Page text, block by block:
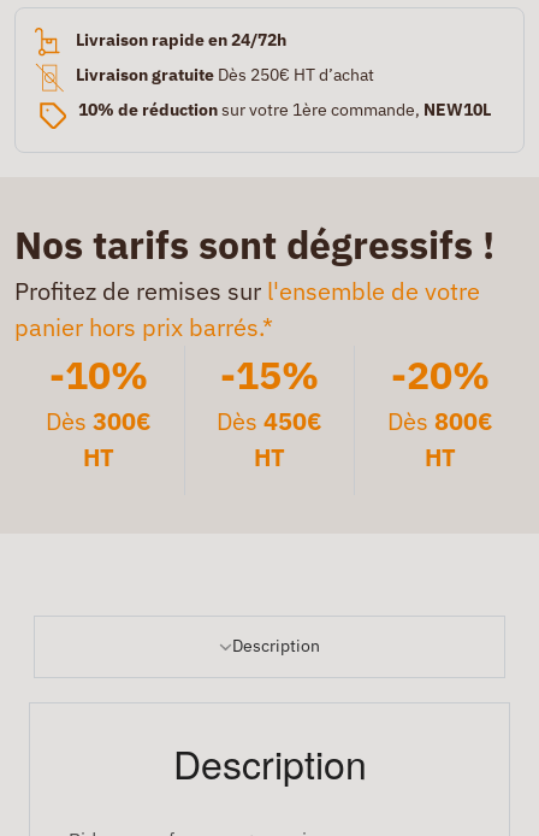
Livraison rapide en 24/72h
Livraison gratuite Dès 250€ HT d’achat
10% de réductionsur votre 1ère commande, NEW10L
Nos tarifs sont dégressifs !
Profitez de remises sur l'ensemble de votre
panier hors prix barrés.*
-10%
Dès300€
HT
-15%
Dès 450€
HT
-20%
Dès 800€
HT
Description
Description